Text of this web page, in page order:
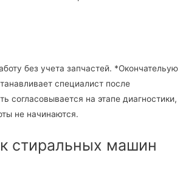
без учета запчастей. *Окончательую
специалист после
согласовывается на этапе диагностики,
не начинаются.
стиральных машин